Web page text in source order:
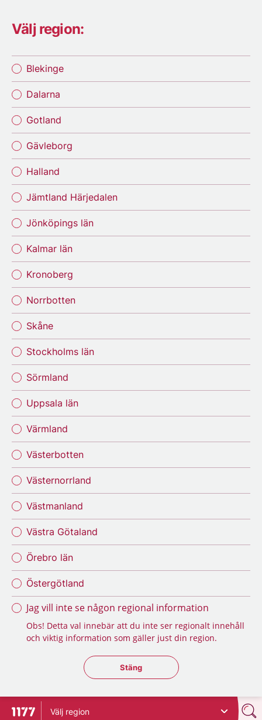
Välj region:
Blekinge
Dalarna
Gotland
Gävleborg
Halland
Jämtland Härjedalen
Jönköpings län
Kalmar län
Kronoberg
Norrbotten
Skåne
Stockholms län
Sörmland
Uppsala län
Värmland
Västerbotten
Västernorrland
Västmanland
Västra Götaland
Örebro län
Östergötland
Jag vill inte se någon regional information
Obs! Detta val innebär att du inte ser regionalt innehåll
och viktig information som gäller just din region.
Stäng regionsväljaren
Stäng
Till startsidan för 1177
Välj region